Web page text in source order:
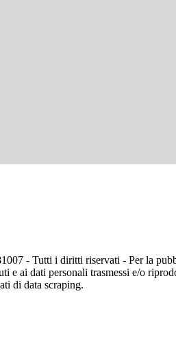
- Tutti i diritti riservati - Per la
e ai dati personali trasmessi e/o
di data scraping.